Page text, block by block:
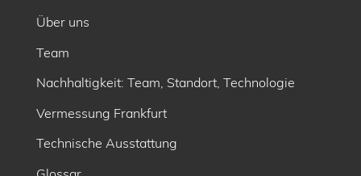
Über uns
Team
Nachhaltigkeit: Team, Standort, Technologie
Vermessung Frankfurt
Technische Ausstattung